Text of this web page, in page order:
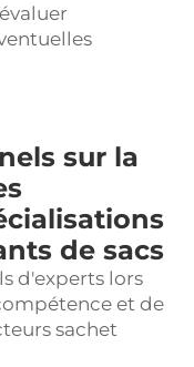
sur la
de sacs
d'experts lors
et de
sachet